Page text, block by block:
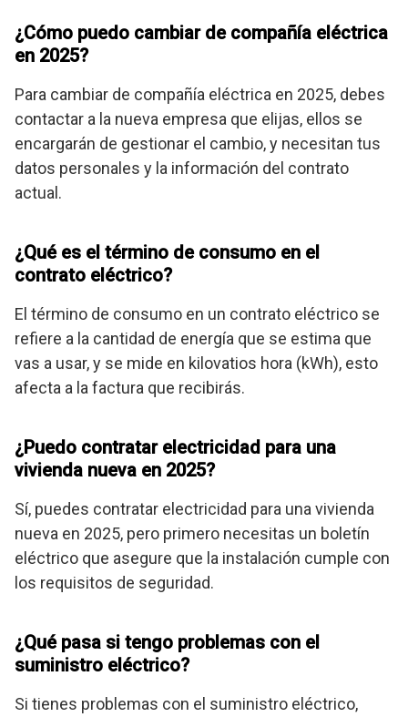
¿Cómo puedo cambiar de compañía eléctrica
en 2025?
Para cambiar de compañía eléctrica en 2025, debes
contactar a la nueva empresa que elijas, ellos se
encargarán de gestionar el cambio, y necesitan tus
datos personales y la información del contrato
actual.
¿Qué es el término de consumo en el
contrato eléctrico?
El término de consumo en un contrato eléctrico se
refiere a la cantidad de energía que se estima que
vas a usar, y se mide en kilovatios hora (kWh), esto
afecta a la factura que recibirás.
¿Puedo contratar electricidad para una
vivienda nueva en 2025?
Sí, puedes contratar electricidad para una vivienda
nueva en 2025, pero primero necesitas un boletín
eléctrico que asegure que la instalación cumple con
los requisitos de seguridad.
¿Qué pasa si tengo problemas con el
suministro eléctrico?
Si tienes problemas con el suministro eléctrico,